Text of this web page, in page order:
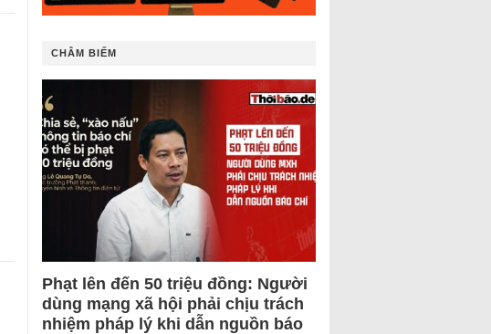
CHÂM BIẾM
Phạt lên đến 50 triệu đồng: Người
dùng mạng xã hội phải chịu trách
nhiệm pháp lý khi dẫn nguồn báo